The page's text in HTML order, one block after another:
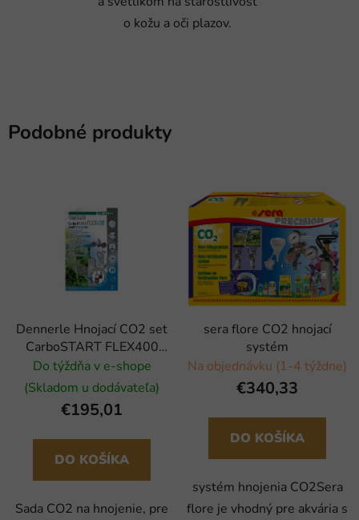
o kožu a oči plazov.
Podobné produkty
Dennerle Hnojací CO2 set
CarboSTART FLEX400
Špeciálna edícia
Do týždňa v e-shope
(Skladom u dodávateľa)
€195,01
DO KOŠÍKA
Sada CO2 na hnojenie, pre
sera flore CO2 hnojací
systém
Na objednávku (1-4 týždne)
€340,33
DO KOŠÍKA
systém hnojenia CO2Sera
flore je vhodný pre akvária s